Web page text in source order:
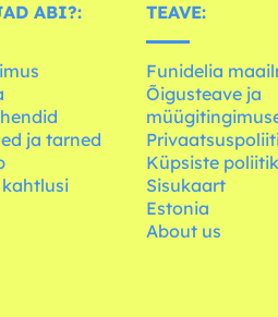
ABI?:
ja tarned
TEAVE:
Funidelia
Õigusteave ja
Küpsiste
Sisukaart
Estonia
About us